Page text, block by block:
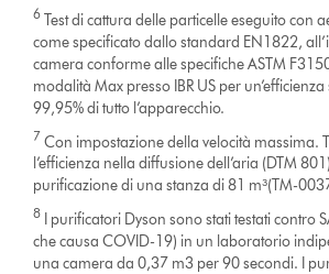
6 Test di cattura delle particelle eseguito con
come specificato dallo standard EN1822,
camera conforme alle specifiche ASTM
modalità Max presso IBR US per
99,95% di tutto l’apparecchio.
7 Con impostazione della velocità massima.
l’efficienza nella diffusione dell’aria (DTM
purificazione di una stanza di 81 m³(TM-
8
I purificatori Dyson sono stati testati contro
che causa COVID-19) in un laboratorio
una camera da 0,37 m3 per 90 secondi. I